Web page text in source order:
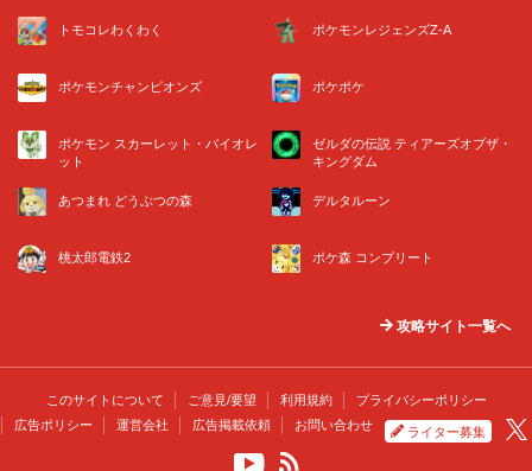
トモコレわくわく ポケモンレジェンズZ-A
ポケモンチャンピオンズ ポケポケ
ポケモン スカーレット・バイオレ
ット
ゼルダの伝説 ティアーズオブザ・
キングダム
あつまれ どうぶつの森 デルタルーン
桃太郎電鉄2 ポケ森 コンプリート
攻略サイト一覧へ
このサイトについて ご意見/要望 利用規約
プライバシーポリシー
広告ポリシー
運営会社 広告掲載依頼 お問い合わせ ライター募集